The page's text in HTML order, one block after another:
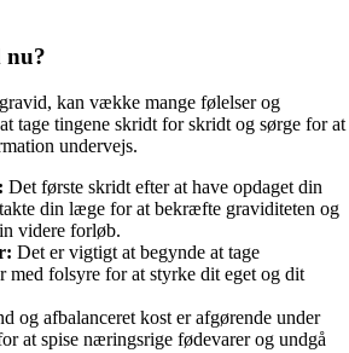
nu?
kan vække mange følelser og
tage tingene skridt for skridt og sørge for at
undervejs.
Det første skridt efter at have opdaget din
din læge for at bekræfte graviditeten og
videre forløb.
Det er vigtigt at begynde at tage
med folsyre for at styrke dit eget og dit
og afbalanceret kost er afgørende under
at spise næringsrige fødevarer og undgå